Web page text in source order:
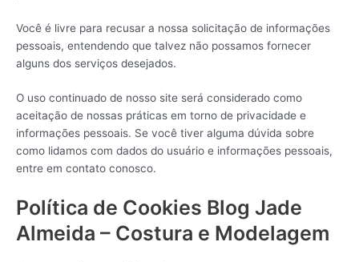
Você é livre para recusar a nossa solicitação de informações
pessoais, entendendo que talvez não possamos fornecer
alguns dos serviços desejados.
O uso continuado de nosso site será considerado como
aceitação de nossas práticas em torno de privacidade e
informações pessoais. Se você tiver alguma dúvida sobre
como lidamos com dados do usuário e informações pessoais,
entre em contato conosco.
Política de Cookies Blog Jade
Almeida – Costura e Modelagem